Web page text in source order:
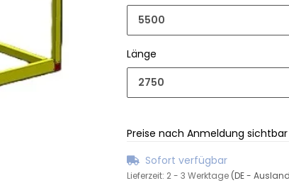
5500
Länge
2750
Preise nach Anmeldung sichtbar
Sofort verfügbar
Lieferzeit: 2 - 3 Werktage (DE -